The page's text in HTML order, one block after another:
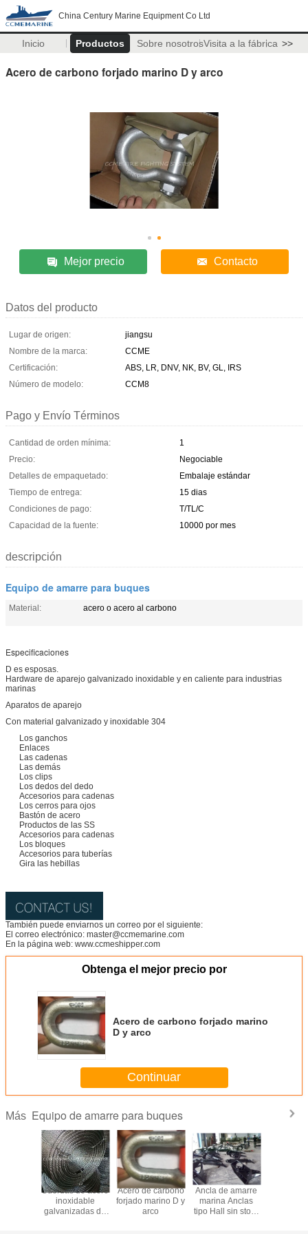
China Century Marine Equipment Co Ltd
Inicio Productos Sobre nosotrosVisita a la fábrica >>
Acero de carbono forjado marino D y arco
Mejor precio Contacto
Datos del producto
Lugar de origen:
jiangsu
Nombre de la marca:
CCME
Certificación:
ABS, LR, DNV, NK, BV, GL, IRS
Número de modelo:
CCM8
Pago y Envío Términos
Cantidad de orden mínima:
1
Precio:
Negociable
Detalles de empaquetado:
Embalaje estándar
Tiempo de entrega:
15 dias
Condiciones de pago:
T/TL/C
Capacidad de la fuente:
10000 por mes
descripción
Equipo de amarre para buques
Material: acero o acero al carbono
Especificaciones
D es esposas.
Hardware de aparejo galvanizado inoxidable y en caliente para industrias
marinas
Aparatos de aparejo
Con material galvanizado y inoxidable 304
Los ganchos
Enlaces
Las cadenas
Las demás
Los clips
Los dedos del dedo
Accesorios para cadenas
Los cerros para ojos
Bastón de acero
Productos de las SS
Accesorios para cadenas
Los bloques
Accesorios para tuberías
Gira las hebillas
También puede enviarnos un correo por el siguiente:
El correo electrónico: master@ccmemarine.com
En la página web: www.ccmeshipper.com
Obtenga el mejor precio por
Acero de carbono forjado marino
D y arco
Continuar
Más Equipo de amarre para buques
Cuerdas de acero
inoxidable
galvanizadas de
Acero de carbono
forjado marino D y
arco
Ancla de amarre
marina Anclas
tipo Hall sin stock